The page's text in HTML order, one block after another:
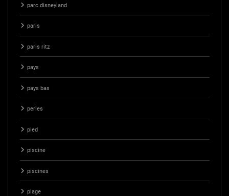
parc disneyland
paris
paris ritz
pays
pays bas
perles
pied
piscine
piscines
plage